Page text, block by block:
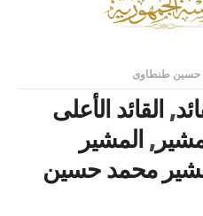
,القائد الأعلى
,المشير
محمد حسين